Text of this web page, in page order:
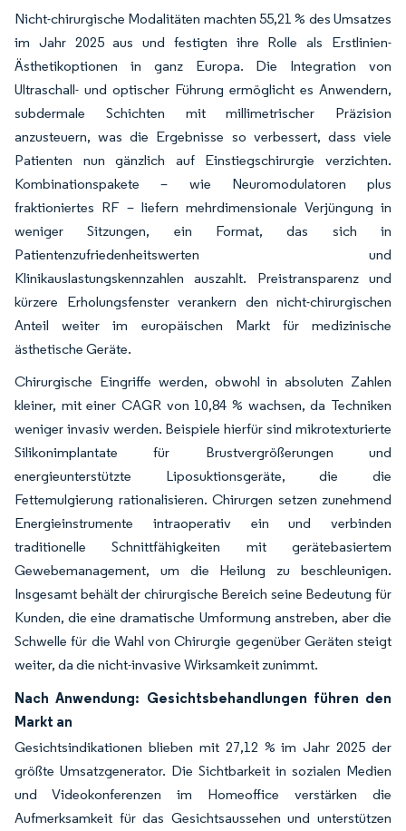
Nicht-chirurgische Modalitäten machten 55,21 % des Umsatzes
im Jahr 2025 aus und festigten ihre Rolle als Erstlinien-
Ästhetikoptionen in ganz Europa. Die Integration von
Ultraschall- und optischer Führung ermöglicht es Anwendern,
subdermale Schichten mit millimetrischer Präzision
anzusteuern, was die Ergebnisse so verbessert, dass viele
Patienten nun gänzlich auf Einstiegschirurgie verzichten.
Kombinationspakete – wie Neuromodulatoren plus
fraktioniertes RF – liefern mehrdimensionale Verjüngung in
weniger Sitzungen, ein Format, das sich in
Patientenzufriedenheitswerten und
Klinikauslastungskennzahlen auszahlt. Preistransparenz und
kürzere Erholungsfenster verankern den nicht-chirurgischen
Anteil weiter im europäischen Markt für medizinische
ästhetische Geräte.
Chirurgische Eingriffe werden, obwohl in absoluten Zahlen
kleiner, mit einer CAGR von 10,84 % wachsen, da Techniken
weniger invasiv werden. Beispiele hierfür sind mikrotexturierte
Silikonimplantate für Brustvergrößerungen und
energieunterstützte Liposuktionsgeräte, die die
Fettemulgierung rationalisieren. Chirurgen setzen zunehmend
Energieinstrumente intraoperativ ein und verbinden
traditionelle Schnittfähigkeiten mit gerätebasiertem
Gewebemanagement, um die Heilung zu beschleunigen.
Insgesamt behält der chirurgische Bereich seine Bedeutung für
Kunden, die eine dramatische Umformung anstreben, aber die
Schwelle für die Wahl von Chirurgie gegenüber Geräten steigt
weiter, da die nicht-invasive Wirksamkeit zunimmt.
Nach Anwendung: Gesichtsbehandlungen führen den
Markt an
Gesichtsindikationen blieben mit 27,12 % im Jahr 2025 der
größte Umsatzgenerator. Die Sichtbarkeit in sozialen Medien
und Videokonferenzen im Homeoffice verstärken die
Aufmerksamkeit für das Gesichtsaussehen und unterstützen